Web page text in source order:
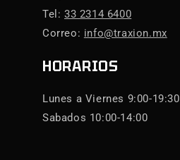
Tel:33 2314 6400
Correo: info@traxion.mx
HORARIOS
Lunes a Viernes 9:00-19:30
Sabados 10:00-14:00